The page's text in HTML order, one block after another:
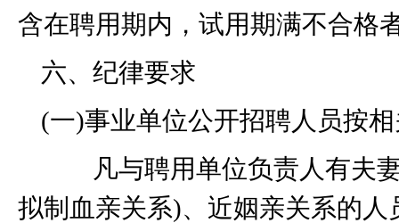
含在聘用期内，试用期满不合格
六、纪律要求
(一)事业单位公开招聘人员按
凡与聘用单位负责人有夫妻
拟制血亲关系)、近姻亲关系的